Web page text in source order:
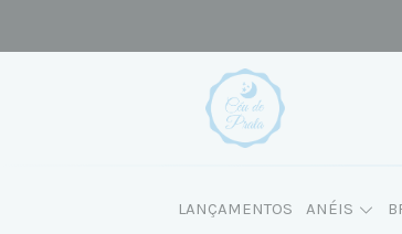
LANÇAMENTOS ANÉIS